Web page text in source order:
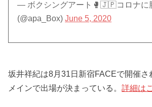
— ボクシングアート🥊🇯🇵コロナに
(@apa_Box)June 5, 2020
坂井祥紀は8月31日新宿FACEで開催さ
メインで出場が決まっている。詳細は